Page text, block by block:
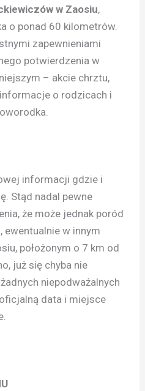
w Zaosiu,
o ponad 60 kilometrów.
zapewnieniami
potwierdzenia w
– akcie chrztu,
o rodzicach i
informacji gdzie i
Stąd nadal pewne
że może jednak poród
ewentualnie w innym
położonym o 7 km od
już się chyba nie
niepodważalnych
data i miejsce